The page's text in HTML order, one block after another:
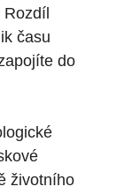
času
do
životního